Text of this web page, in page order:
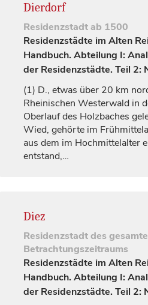
Dierdorf
Residenzstadtab 1500
Residenzstädte im Alten
Handbuch. Abteilung I:
der Residenzstädte. Teil 2:
(1) D., etwas über 20 km
Rheinischen Westerwald in
Oberlauf des Holzbaches
Wied, gehörte im
aus dem im Hochmittelalter
entstand,…
Diez
Residenzstadtdes
Betrachtungszeitraums
Residenzstädte im Alten
Handbuch. Abteilung I:
der Residenzstädte. Teil 2: